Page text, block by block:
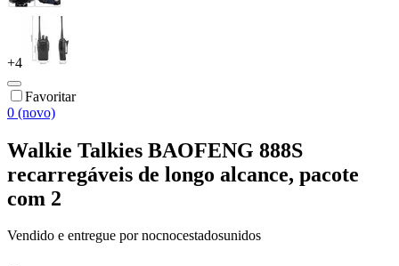
+4
Favoritar
0 (novo)
Walkie Talkies BAOFENG 888S
recarregáveis de longo alcance, pacote
com 2
Vendido e entregue por nocnocestadosunidos